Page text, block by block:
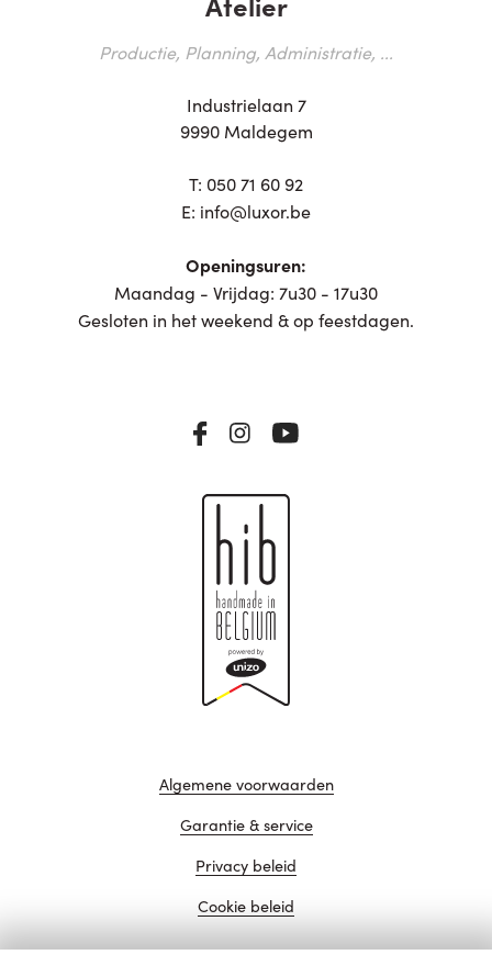
Productie, Planning, Administratie, ...
Industrielaan 7
9990 Maldegem
T: 050 71 60 92
E: info@luxor.be
Openingsuren:
Maandag - Vrijdag: 7u30 - 17u30
Gesloten in het weekend & op feestdagen.
Algemene voorwaarden
Garantie & service
Privacy beleid
Cookie beleid